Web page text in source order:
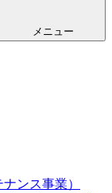
メニュー
ンス事業）